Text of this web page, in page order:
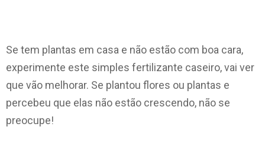
Se tem plantas em casa e não estão com boa cara,
experimente este simples fertilizante caseiro, vai ver
que vão melhorar. Se plantou flores ou plantas e
percebeu que elas não estão crescendo, não se
preocupe!